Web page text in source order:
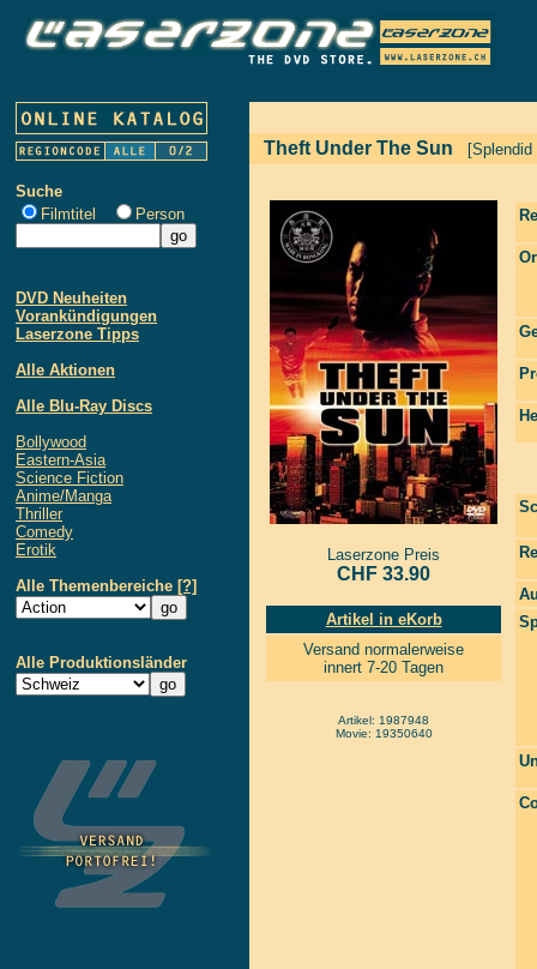
Suche
Filmtitel
Person
DVD Neuheiten
Vorankündigungen
Laserzone Tipps
Alle Aktionen
Alle Blu-Ray Discs
Bollywood
Eastern-Asia
Science Fiction
Anime/Manga
Thriller
Comedy
Erotik
Alle Themenbereiche [?]
Alle Produktionsländer
Theft Under The Sun
Laserzone Preis
CHF 33.90
Artikel in eKorb
Versand normalerweise
innert 7-20 Tagen
Artikel: 1987948
Movie: 19350640